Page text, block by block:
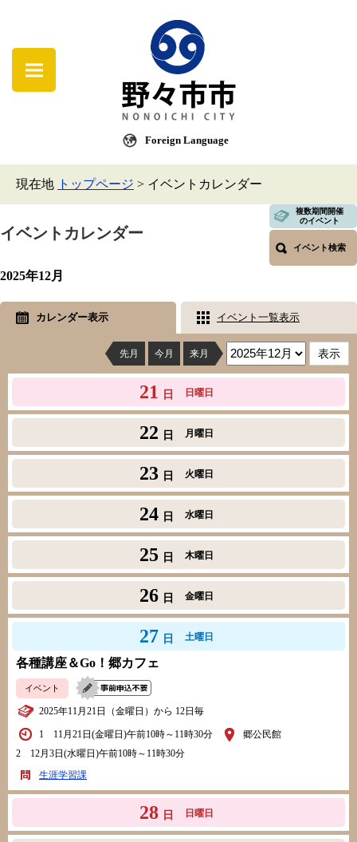
Foreign Language
現在地 トップページ > イベントカレンダー
イベントカレンダー
複数期間開催
のイベント
イベント検索
2025年12月
カレンダー表示 イベント一覧表示
先月 今月 来月
21 日 日曜日
22 日 月曜日
23 日 火曜日
24 日 水曜日
25 日 木曜日
26 日 金曜日
27 日 土曜日
各種講座＆Go！郷カフェ
イベント
2025年11月21日（金曜日）から 12日毎
1 11月21日(金曜日)午前10時～11時30分
2 12月3日(水曜日)午前10時～11時30分
郷公民館
生涯学習課
28 日 日曜日